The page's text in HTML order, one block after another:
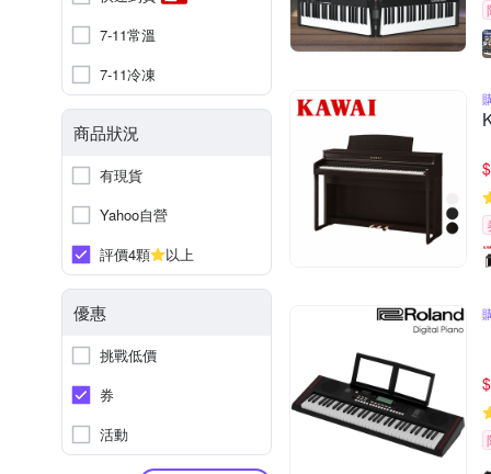
7-11常溫
7-11冷凍
商品狀況
有現貨
Yahoo自營
評價4顆
以上
優惠
挑戰低價
券
活動
$
$